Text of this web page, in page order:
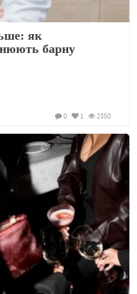
як
барну
2350
1
0